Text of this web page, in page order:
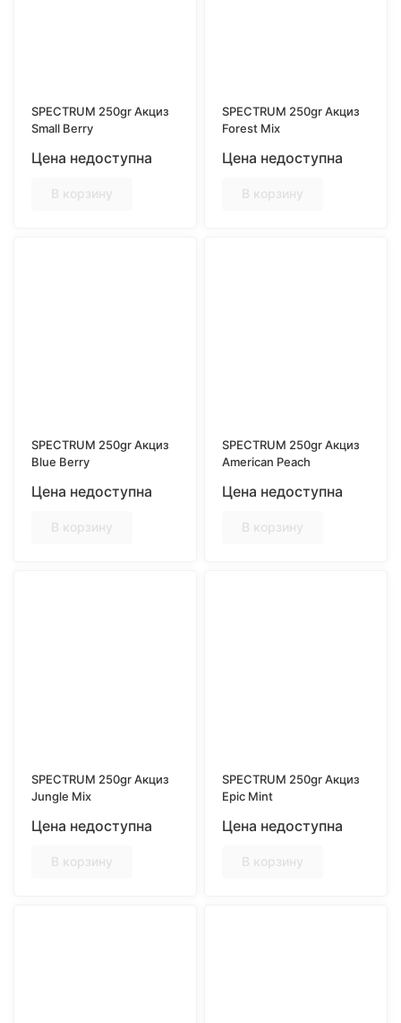
SPECTRUM 250gr Акциз
Small Berry
Цена недоступна
В корзину
SPECTRUM 250gr Акциз
Forest Mix
Цена недоступна
В корзину
SPECTRUM 250gr Акциз
Blue Berry
Цена недоступна
В корзину
SPECTRUM 250gr Акциз
American Peach
Цена недоступна
В корзину
SPECTRUM 250gr Акциз
Jungle Mix
Цена недоступна
В корзину
SPECTRUM 250gr Акциз
Epic Mint
Цена недоступна
В корзину